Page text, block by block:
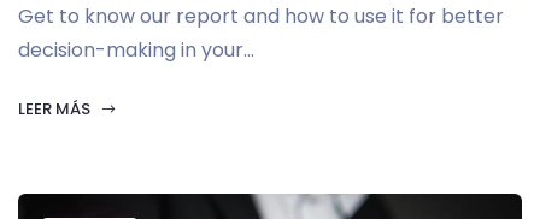
Get to know our report and how to use it for better
decision-making in your...
LEER MÁS